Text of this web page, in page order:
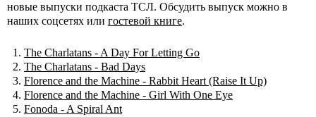
новые выпуски подкаста ТСЛ. Обсудить выпуск можно в
наших соцсетях или гостевой книге.
The Charlatans - A Day For Letting Go
The Charlatans - Bad Days
Florence and the Machine - Rabbit Heart (Raise It Up)
Florence and the Machine - Girl With One Eye
Fonoda - A Spiral Ant